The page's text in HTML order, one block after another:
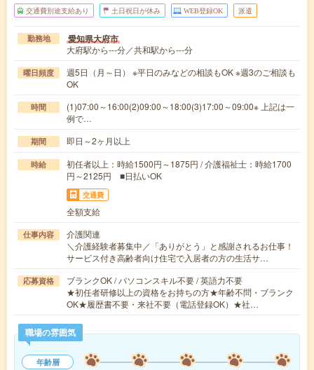
交通費別途支給あり 土日祝日が休み WEB登録OK 派遣
勤務地 愛知県大府市
大府駅から---分／共和駅から---分
曜日頻度
週5日（月～日） ※平日のみなどの相談もOK ※週3のご相談も
OK
時間
(1)07:00～16:00(2)09:00～18:00(3)17:00～09:00※ 上記は一
例で…
期間 即日～2ヶ月以上
時給
初任者以上：時給1500円～1875円 / 介護福祉士：時給1700
円～2125円 ■日払いOK
交通費
全額支給
仕事内容
介護関連
＼介護経験者募集中／「ありがとう」と感謝されるお仕事！
サービス付き高齢者向け住宅で入居者の方の生活サ…
応募資格
ブランクOK / パソコンスキル不要 / 英語力不要
★初任者研修以上の資格をお持ちの方★年齢不問・ブランク
OK★履歴書不要・来社不要（電話登録OK）★社…
職場の雰囲気
年齢層